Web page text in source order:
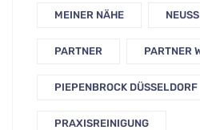
MEINER NÄHE
PARTNER PARTNER
PIEPENBROCK DÜSSELDORF
PRAXISREINIGUNG